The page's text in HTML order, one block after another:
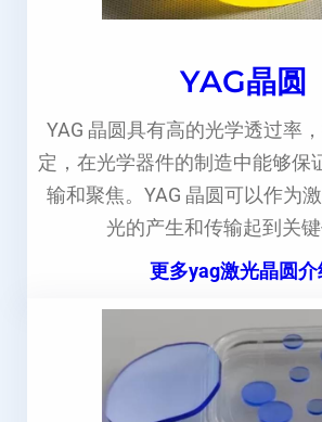
YAG晶圆
YAG 晶圆具有高的光学透过率
定，在光学器件的制造中能够保
输和聚焦。YAG 晶圆可以作为
光的产生和传输起到关键
更多yag激光晶圆介